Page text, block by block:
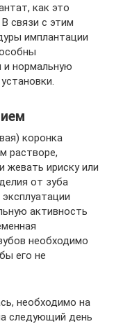
как это
связи с этим
имплантации
и нормальную
коронка
растворе,
жевать ириску или
от зуба
активность
необходимо
его не
необходимо на
следующий день